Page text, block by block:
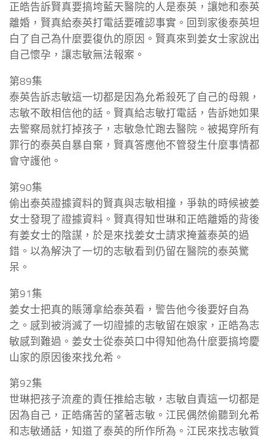
正皓告訴賢真要搞垮藍天醫院的人是泰英，讓她和泰英
離婚，賢真給泰英打電話要確認事實。回到家後泰英坦
白了自己為什麼要復仇的原因。賢真來到姜女士家說出
自己懷孕，讓志敏無法報案。
第89集
泰英告訴志敏這一切都是因為允希殺死了自己的母親，
志敏不敢相信他的話。賢真給志敏打電話，告訴她如果
去警察局就打掉孩子，志敏急忙跑去醫院。被揭穿所有
罪行的泰英自暴自棄，賢真答應他不管發生什麼事情都
會守護他。
第90集
偷出泰英證據資料的賢真與志敏相撞，爭執的時候被姜
女士發現了證據資料。賢真得知世琳和正皓離婚的背後
有姜女士的陰謀，於是來找姜女士請求掩蓋泰英的過
錯。以為解決了一切的志敏看到仍留在醫院的泰英驚
呆。
第91集
姜女士把真的賬簿拿給泰英看，警告他今後要好自為
之。感到被消滅了一切證據的志敏留在娘家，正皓為志
敏感到難過。姜女士從泰英口中得知他為什麼要搞垮慶
山家的原因後來找允希。
第92集
世琳把孩子流產的責任推給志敏，志敏自責這一切都是
因為自己，正皓痛苦的望著志敏。江民偶然偷聽到允希
和志敏通話，知道了泰英的所作所為。江民來找志敏質